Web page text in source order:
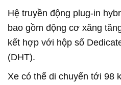
Hệ truyền động plug-in
bao gồm động cơ xăng
kết hợp với hộp số
(DHT).
Xe có thể di chuyển tới 98